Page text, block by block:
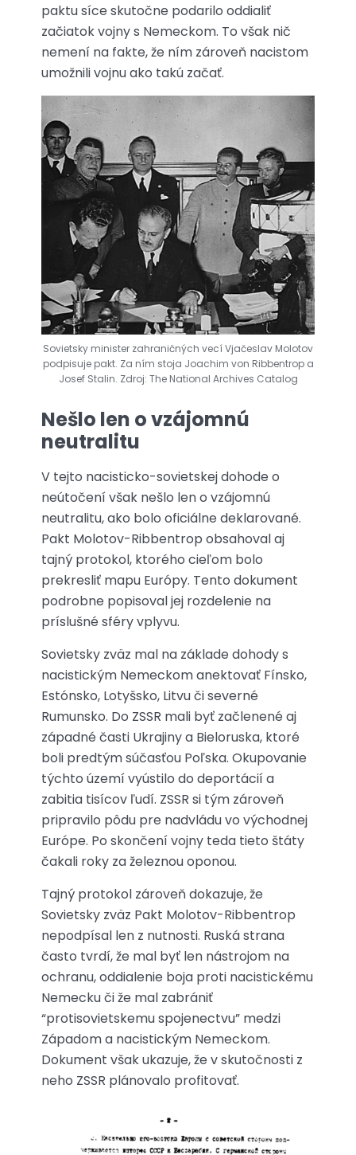
paktu síce skutočne podarilo oddialiť
začiatok vojny s Nemeckom. To však nič
nemení na fakte, že ním zároveň nacistom
umožnili vojnu ako takú začať.
Sovietsky minister zahraničných vecí Vjačeslav Molotov
podpisuje pakt. Za ním stoja Joachim von Ribbentrop a
Josef Stalin. Zdroj: The National Archives Catalog
Nešlo len o vzájomnú
neutralitu
V tejto nacisticko-sovietskej dohode o
neútočení však nešlo len o vzájomnú
neutralitu, ako bolo oficiálne deklarované.
Pakt Molotov-Ribbentrop obsahoval aj
tajný protokol, ktorého cieľom bolo
prekresliť mapu Európy. Tento dokument
podrobne popisoval jej rozdelenie na
príslušné sféry vplyvu.
Sovietsky zväz mal na základe dohody s
nacistickým Nemeckom anektovať Fínsko,
Estónsko, Lotyšsko, Litvu či severné
Rumunsko. Do ZSSR mali byť začlenené aj
západné časti Ukrajiny a Bieloruska, ktoré
boli predtým súčasťou Poľska. Okupovanie
týchto území vyústilo do deportácií a
zabitia tisícov ľudí. ZSSR si tým zároveň
pripravilo pôdu pre nadvládu vo východnej
Európe. Po skončení vojny teda tieto štáty
čakali roky za železnou oponou.
Tajný protokol zároveň dokazuje, že
Sovietsky zväz Pakt Molotov-Ribbentrop
nepodpísal len z nutnosti. Ruská strana
často tvrdí, že mal byť len nástrojom na
ochranu, oddialenie boja proti nacistickému
Nemecku či že mal zabrániť
“protisovietskemu spojenectvu” medzi
Západom a nacistickým Nemeckom.
Dokument však ukazuje, že v skutočnosti z
neho ZSSR plánovalo profitovať.